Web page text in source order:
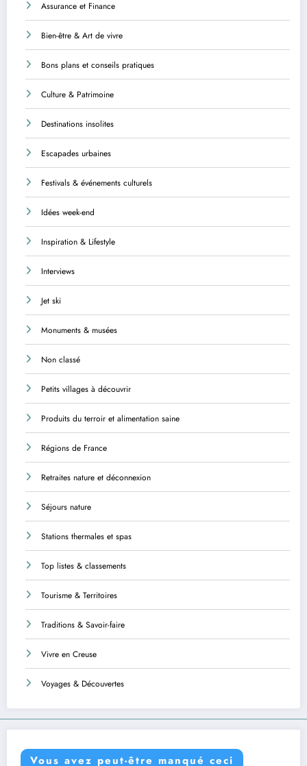
Assurance et Finance
Bien-être & Art de vivre
Bons plans et conseils pratiques
Culture & Patrimoine
Destinations insolites
Escapades urbaines
Festivals & événements culturels
Idées week-end
Inspiration & Lifestyle
Interviews
Jet ski
Monuments & musées
Non classé
Petits villages à découvrir
Produits du terroir et alimentation saine
Régions de France
Retraites nature et déconnexion
Séjours nature
Stations thermales et spas
Top listes & classements
Tourisme & Territoires
Traditions & Savoir-faire
Vivre en Creuse
Voyages & Découvertes
Vous avez peut-être manqué ceci